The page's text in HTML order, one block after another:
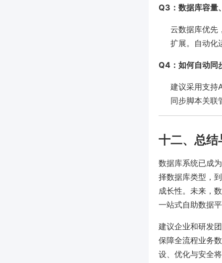
Q3：数据库容量
云数据库优先
扩展。自动化
Q4：如何自动同
建议采用支持
同步脚本关联
十二、总结
数据库系统已成
择数据库类型，
成长性。未来，
一站式自助数据
建议企业和研发
保障全流程业务
设、优化与安全